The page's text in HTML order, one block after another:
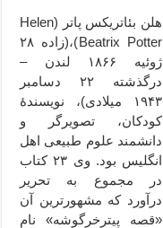
هلن بئاتریکس پاتر (Helen
Beatrix Potter)،(زاده ۲۸
ژوئیه ۱۸۶۶ لندن –
درگذشته ۲۲ دسامبر
۱۹۴۳ میلادی)، نویسندهٔ
کودکان، تصویرگر و
دانشمند علوم طبیعی اهل
انگلیس بود. وی ۲۳ کتاب
در مجموع به تحریر
درآورد که مشهورترین آن
«قصه پیترخرگوشه» نام